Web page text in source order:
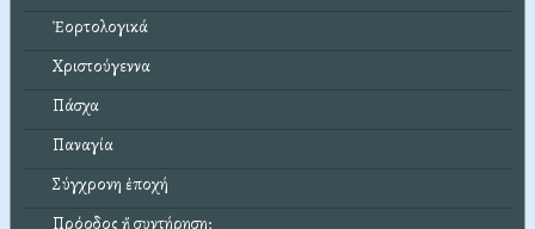
Ἑορτολογικά
Χριστούγεννα
Πάσχα
Παναγία
Σύγχρονη ἐποχή
Πρόοδος ἤ συντήρηση;